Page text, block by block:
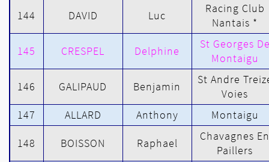
144 DAVID Luc
Racing Club
Nantais *
145 CRESPEL Delphine
St Georges
Montaigu
146 GALIPAUD Benjamin
St Andre
Voies
147
ALLARD Anthony Montaigu
148 BOISSON Raphael
Chavagnes En
Paillers